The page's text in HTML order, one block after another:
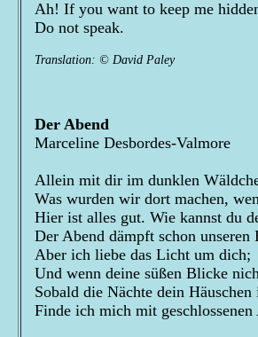
Ah! If you want to keep me
Do not speak.
Translation: © David Paley
Der Abend
Marceline Desbordes-Valmore
Allein mit dir im dunklen
Was wurden wir dort machen,
Hier ist alles gut. Wie kannst du
Der Abend dämpft schon unseren
Aber ich liebe das Licht um dich;
Und wenn deine süßen Blicke
Sobald die Nächte dein
Finde ich mich mit